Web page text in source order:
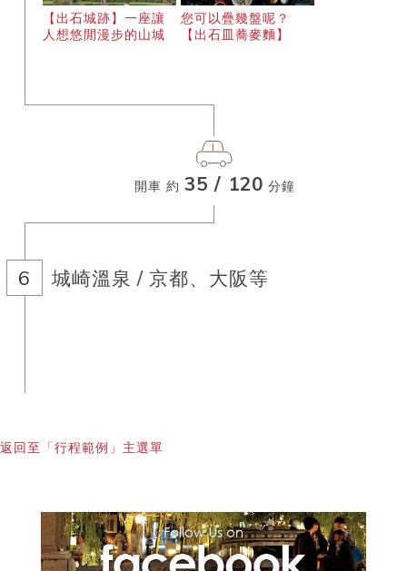
【出石城跡】一座讓
人想悠閒漫步的山城
您可以疊幾盤呢？
【出石皿蕎麥麵】
開車 約 35 / 120 分鐘
城崎溫泉 / 京都、大阪等
返回至「行程範例」主選單